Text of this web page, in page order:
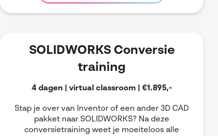
SOLIDWORKS Conversie
training
4 dagen | virtual classroom | €1.895,-
Stap je over van Inventor of een ander 3D CAD
pakket naar SOLIDWORKS? Na deze
conversietraining weet je moeiteloos alle